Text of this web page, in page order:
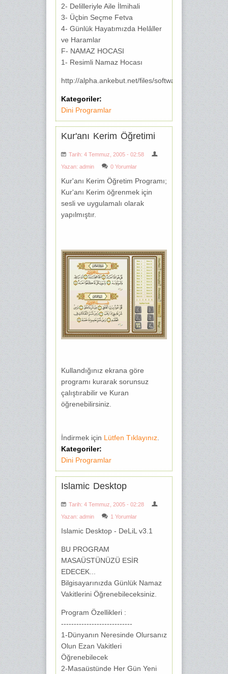
2- Delilleriyle Aile İlmihali
3- Üçbin Seçme Fetva
4- Günlük Hayatımızda Helâller
ve Haramlar
F- NAMAZ HOCASI
1- Resimli Namaz Hocası
http://alpha.ankebut.net/files/software/
Kategoriler:
Dini Programlar
Kur'anı Kerim Öğretimi
Tarih: 4 Temmuz, 2005 - 02:58
Yazan: admin 0 Yorumlar
Kur'anı Kerim Öğretim Programı;
Kur'anı Kerim öğrenmek için
sesli ve uygulamalı olarak
yapılmıştır.
Kullandığınız ekrana göre
programı kurarak sorunsuz
çalıştırabilir ve Kuran
öğrenebilirsiniz.
İndirmek için Lütfen Tıklayınız
Kategoriler:
Dini Programlar
Islamic Desktop
Tarih: 4 Temmuz, 2005 - 02:28
Yazan: admin 1 Yorumlar
Islamic Desktop - DeLiL v3.1
BU PROGRAM
MASAÜSTÜNÜZÜ ESİR
EDECEK...
Bilgisayarınızda Günlük Namaz
Vakitlerini Öğrenebileceksiniz.
Program Özellikleri :
----------------------------
1-Dünyanın Neresinde Olursanız
Olun Ezan Vakitleri
Öğrenebilecek
2-Masaüstünde Her Gün Yeni